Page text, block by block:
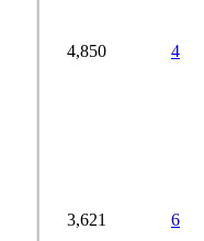
4,850
3,621